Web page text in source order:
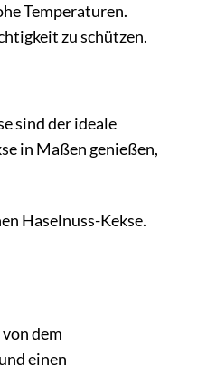
Temperaturen.
zu schützen.
sind der ideale
in Maßen genießen,
Haselnuss-Kekse.
dem
einen